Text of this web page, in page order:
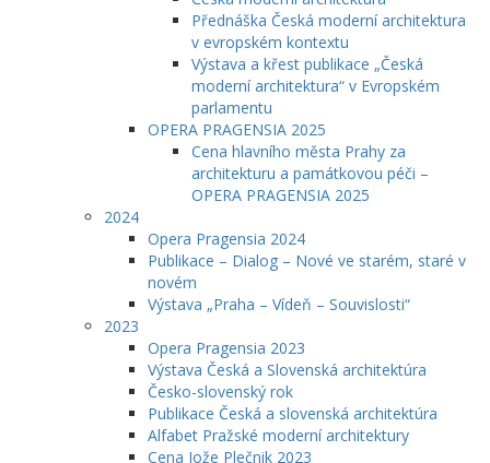
Přednáška Česká moderní architektura
v evropském kontextu
Výstava a křest publikace „Česká
moderní architektura“ v Evropském
parlamentu
OPERA PRAGENSIA 2025
Cena hlavního města Prahy za
architekturu a památkovou péči –
OPERA PRAGENSIA 2025
2024
Opera Pragensia 2024
Publikace – Dialog – Nové ve starém, staré v
novém
Výstava „Praha – Vídeň – Souvislosti“
2023
Opera Pragensia 2023
Výstava Česká a Slovenská architektúra
Česko-slovenský rok
Publikace Česká a slovenská architektúra
Alfabet Pražské moderní architektury
Cena Jože Plečnik 2023